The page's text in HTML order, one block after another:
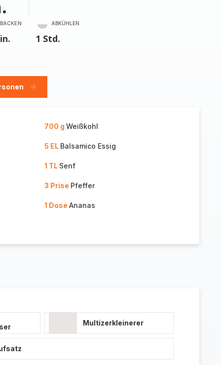
BACKEN ABKÜHLEN
1 Std.
Personen
700 g Weißkohl
5 EL Balsamico Essig
1 TL Senf
3 Prise Pfeffer
1 Dose Ananas
Multizerkleinerer